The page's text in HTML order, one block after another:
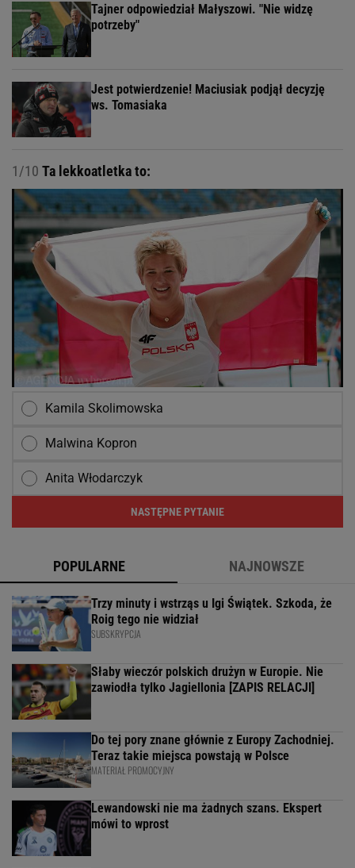
Tajner odpowiedział Małyszowi. "Nie widzę
potrzeby"
Jest potwierdzenie! Maciusiak podjął decyzję
ws. Tomasiaka
1/10 Ta lekkoatletka to:
Kamila Skolimowska
Malwina Kopron
Anita Włodarczyk
NASTĘPNE PYTANIE
POPULARNE NAJNOWSZE
Trzy minuty i wstrząs u Igi Świątek. Szkoda, że
Roig tego nie widział
SUBSKRYPCJA
Słaby wieczór polskich drużyn w Europie. Nie
zawiodła tylko Jagiellonia [ZAPIS RELACJI]
Do tej pory znane głównie z Europy Zachodniej.
Teraz takie miejsca powstają w Polsce
MATERIAŁ PROMOCYJNY
Lewandowski nie ma żadnych szans. Ekspert
mówi to wprost